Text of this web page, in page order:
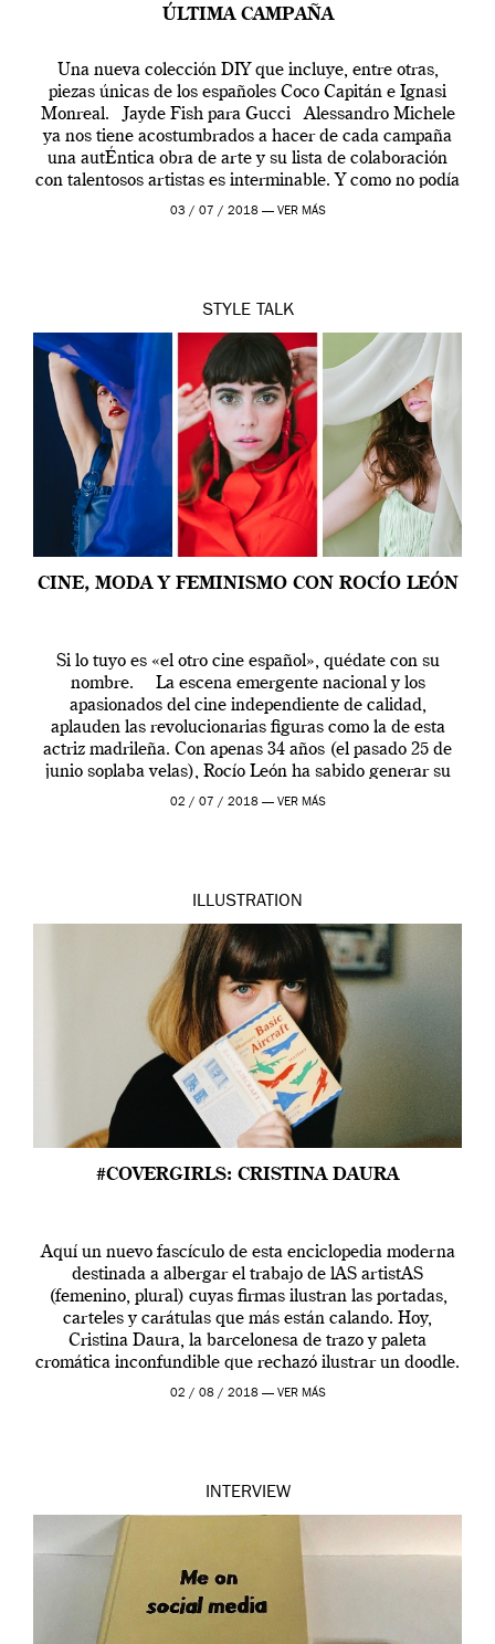
ÚLTIMA CAMPAÑA
Una nueva colección DIY que incluye, entre otras,
piezas únicas de los españoles Coco Capitán e Ignasi
Monreal. Jayde Fish para Gucci Alessandro Michele
ya nos tiene acostumbrados a hacer de cada campaña
una autÉntica obra de arte y su lista de colaboración
con talentosos artistas es interminable. Y como no podía
ser […]
03 / 07 / 2018 — VER MÁS
STYLE TALK
CINE, MODA Y FEMINISMO CON ROCÍO LEÓN
Si lo tuyo es «el otro cine español», quédate con su
nombre. La escena emergente nacional y los
apasionados del cine independiente de calidad,
aplauden las revolucionarias figuras como la de esta
actriz madrileña. Con apenas 34 años (el pasado 25 de
junio soplaba velas), Rocío León ha sabido generar su
propio espacio […]
02 / 07 / 2018 — VER MÁS
ILLUSTRATION
#COVERGIRLS: CRISTINA DAURA
Aquí un nuevo fascículo de esta enciclopedia moderna
destinada a albergar el trabajo de lAS artistAS
(femenino, plural) cuyas firmas ilustran las portadas,
carteles y carátulas que más están calando. Hoy,
Cristina Daura, la barcelonesa de trazo y paleta
cromática inconfundible que rechazó ilustrar un doodle.
Así es, Cristina tiene tan clara la […]
02 / 08 / 2018 — VER MÁS
INTERVIEW